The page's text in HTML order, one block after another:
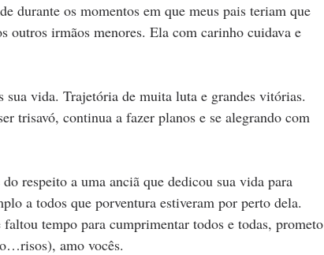
durante os momentos em que meus pais teriam que
outros irmãos menores. Ela com carinho cuidava e
vida. Trajetória de muita luta e grandes vitórias.
trisavó, continua a fazer planos e se alegrando com
respeito a uma anciã que dedicou sua vida para
a todos que porventura estiveram por perto dela.
tempo para cumprimentar todos e todas, prometo
amo vocês.